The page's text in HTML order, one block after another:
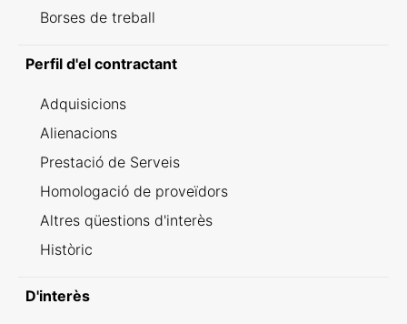
Borses de treball
Perfil d'el contractant
Adquisicions
Alienacions
Prestació de Serveis
Homologació de proveïdors
Altres qüestions d'interès
Històric
D'interès